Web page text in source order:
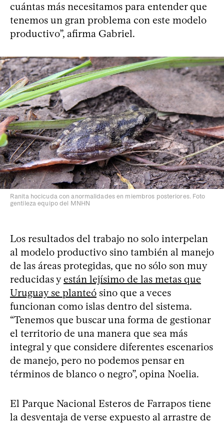
cuántas más necesitamos para entender que
tenemos un gran problema con este modelo
productivo”, afirma Gabriel.
Ranita hocicuda con anormalidades en miembros posteriores. Foto
gentileza equipo del MNHN
Los resultados del trabajo no solo interpelan
al modelo productivo sino también al manejo
de las áreas protegidas, que no sólo son muy
reducidas yestán lejísimo de las metas que
Uruguay se planteó sino que a veces
funcionan como islas dentro del sistema.
“Tenemos que buscar una forma de gestionar
el territorio de una manera que sea más
integral y que considere diferentes escenarios
de manejo, pero no podemos pensar en
términos de blanco o negro”, opina Noelia.
El Parque Nacional Esteros de Farrapos tiene
la desventaja de verse expuesto al arrastre de